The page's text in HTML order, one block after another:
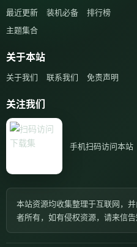
最近更新 装机必备
排行榜
主题集合
关于本站
关于我们 联系我们 免责声明
关注我们
手机扫码访问本站
本站资源均收集整理于互联网，
者所有，如有侵权资源，请来信告